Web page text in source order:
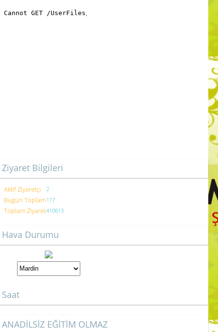
Ziyaret Bilgileri
Aktif Ziyaretçi 2
Bugün Toplam117
Toplam Ziyaret410613
Hava Durumu
Saat
ANADİLSİZ EĞİTİM OLMAZ